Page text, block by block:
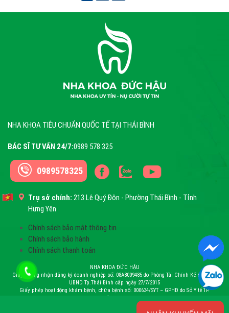
NHA KHOA TIÊU CHUẨN QUỐC TẾ TẠI THÁI BÌNH
BÁC SĨ TƯ VẤN 24/7:0989 578 325
0989578325
Trụ sở chính: 213 Lê Quý Đôn - Phường Thái Bình - Tỉnh
Hưng Yên
Chính sách bảo mật thông tin
Chính sách bảo hành
Chính sách thanh toán
NHA KHOA ĐỨC HẬU
Giấy chứng nhận đăng ký doanh nghiệp số: 08A8009485 do Phòng Tài Chính Kế Hoạch –
UBND Tp.Thái Bình cấp ngày 27/7/2015
Giấy phép hoạt động khám bệnh, chữa bệnh số: 000634/SYT – GPHĐ do Sở Y tế TP.
Thái Bình cấp ngày 26/12/2016
Chịu trách nhiệm: Ông. Bùi Đức Hậu